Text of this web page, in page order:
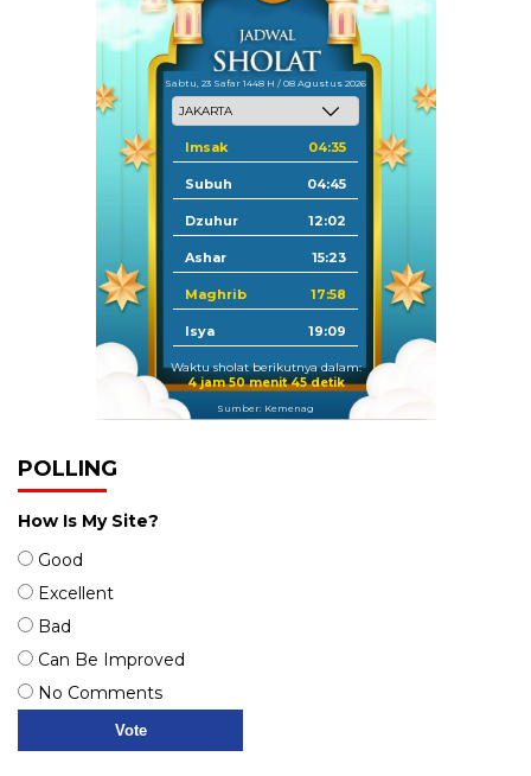
Sabtu, 23 Safar 1448 H / 08 Agustus 2026
Imsak 04:35
Subuh 04:45
Dzuhur 12:02
Ashar 15:23
Maghrib 17:58
Isya 19:09
Waktu sholat berikutnya dalam:
4 jam 50 menit 44 detik
Sumber: Kemenag
POLLING
How Is My Site?
Good
Excellent
Bad
Can Be Improved
No Comments